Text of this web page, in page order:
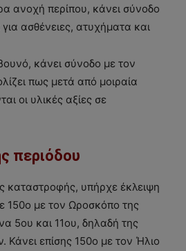
ανοχή περίπου, κάνει σύνοδο
ασθένειες, ατυχήματα και
κάνει σύνοδο με τον
πως μετά από μοιραία
οι υλικές αξίες σε
περιόδου
καταστροφής, υπήρχε έκλειψη
150ο με τον Ωροσκόπο της
5ου και 11ου, δηλαδή της
Κάνει επίσης 150ο με τον Ήλιο